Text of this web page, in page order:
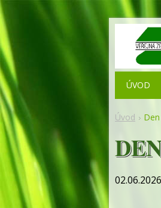
Úvod
ÚVOD